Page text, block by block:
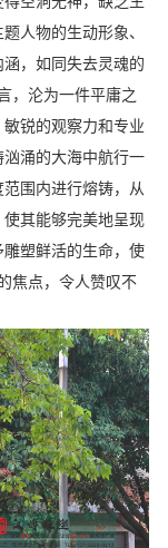
人物的生动形象、
，如同失去灵魂的
，沦为一件平庸之
锐的观察力和专业
涌的大海中航行一
围内进行熔铸，从
其能够完美地呈现
塑鲜活的生命，使
焦点，令人赞叹不